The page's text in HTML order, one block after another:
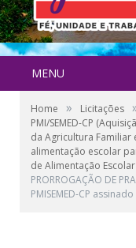
MENU
Home » Licitações
PMI/SEMED-CP
da Agricultura Familiar
alimentação escolar
de Alimentação Escolar
PRORROGAÇÃO DE
PMISEMED-CP assinado